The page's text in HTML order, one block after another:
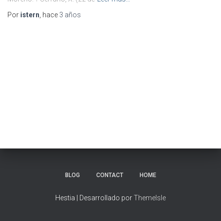
Por istern , hace 3 años
BLOG CONTACT HOME
Hestia | Desarrollado porThemeIsle